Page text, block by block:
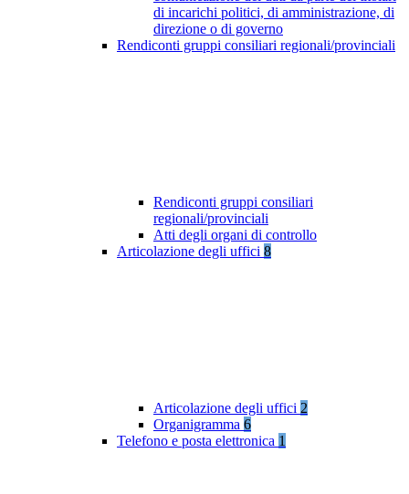
di incarichi politici, di amministrazione, di
direzione o di governo
Rendiconti gruppi consiliari regionali/provinciali
Rendiconti gruppi consiliari
regionali/provinciali
Atti degli organi di controllo
Articolazione degli uffici 8
Articolazione degli uffici 2
Organigramma 6
Telefono e posta elettronica 1